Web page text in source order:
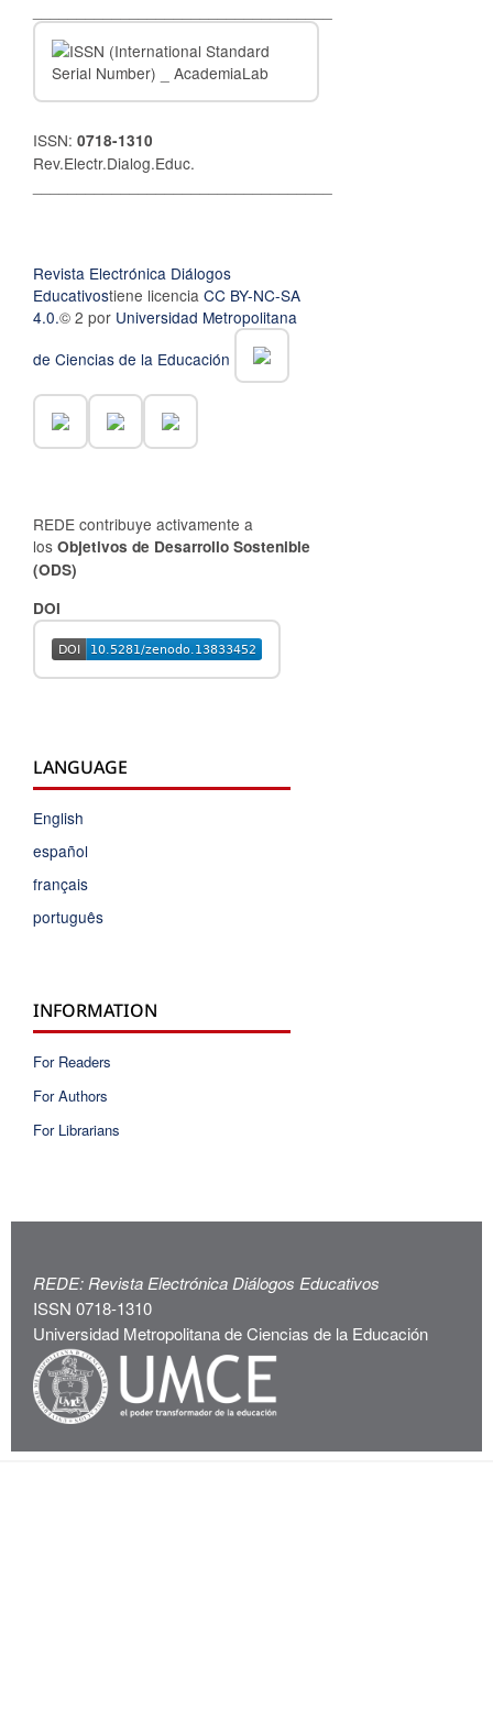
ISSN: 0718-1310
Rev.Electr.Dialog.Educ.
Revista Electrónica Diálogos
Educativostiene licencia CC BY-NC-SA
4.0.© 2 por Universidad Metropolitana
de Ciencias de la Educación
REDE contribuye activamente a
los Objetivos de Desarrollo Sostenible
(ODS)
DOI
LANGUAGE
English
español
français
português
INFORMATION
For Readers
For Authors
For Librarians
REDE: Revista Electrónica Diálogos Educativos
ISSN 0718-1310
Universidad Metropolitana de Ciencias de la Educación